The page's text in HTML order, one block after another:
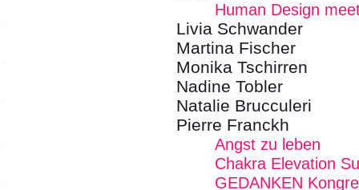
Human Design
Livia Schwander
Martina Fischer
Monika Tschirren
Nadine Tobler
Natalie Brucculeri
Pierre Franckh
Angst zu leben
Chakra Elevation
GEDANKEN